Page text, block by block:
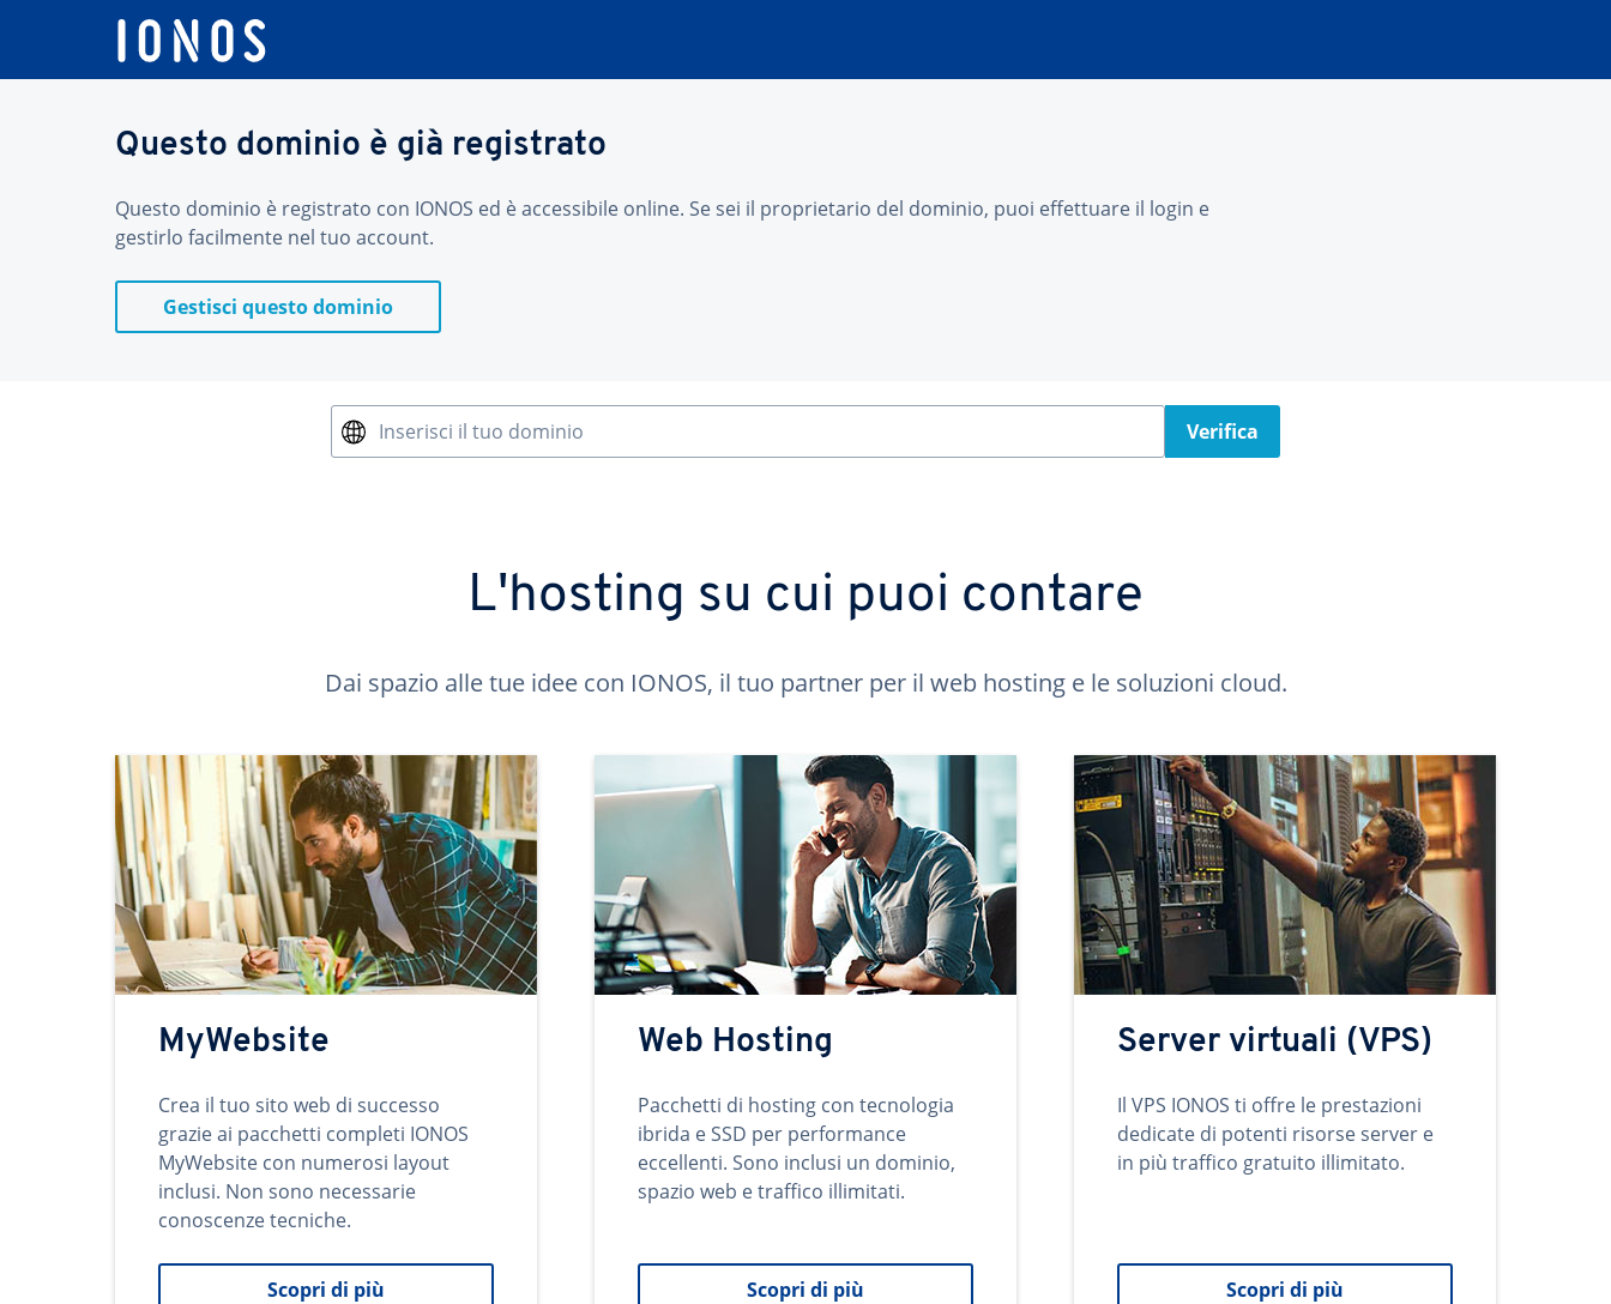
Questo dominio è già registrato
Questo dominio è registrato con IONOS ed è accessibile online. Se sei il proprietario del dominio, puoi effettuare il login e
gestirlo facilmente nel tuo account.
Gestisci questo dominio
Inserisci il tuo dominio Verifica
L'hosting su cui puoi contare
Dai spazio alle tue idee con IONOS, il tuo partner per il web hosting e le soluzioni cloud.
MyWebsite
Crea il tuo sito web di successo
grazie ai pacchetti completi IONOS
MyWebsite con numerosi layout
inclusi. Non sono necessarie
conoscenze tecniche.
Scopri di più
Web Hosting
Pacchetti di hosting con tecnologia
ibrida e SSD per performance
eccellenti. Sono inclusi un dominio,
spazio web e traffico illimitati.
Scopri di più
Server virtuali (VPS)
Il VPS IONOS ti offre le prestazioni
dedicate di potenti risorse server e
in più traffico gratuito illimitato.
Scopri di più